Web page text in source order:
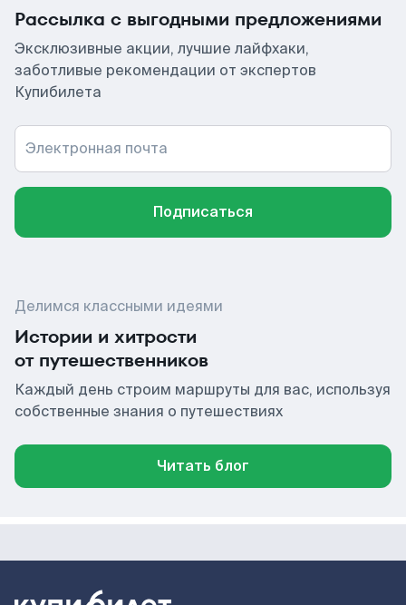
Рассылка с выгодными предложениями
Эксклюзивные акции, лучшие лайфхаки,
заботливые рекомендации от экспертов
Купибилета
Электронная почта
Подписаться
Делимся классными идеями
Истории и хитрости
от путешественников
Каждый день строим маршруты для вас, используя
собственные знания о путешествиях
Читать блог